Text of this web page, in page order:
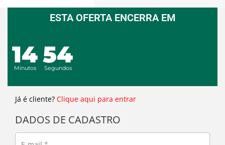
ESTA OFERTA ENCERRA EM
14
Minutos 54
Segundos
Já é cliente? Clique aqui para entrar
DADOS DE CADASTRO